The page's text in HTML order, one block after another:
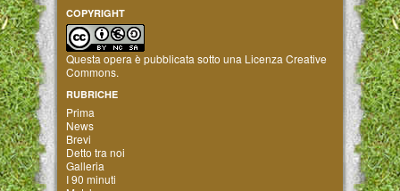
COPYRIGHT
Questa opera è pubblicata sotto una Licenza Creative
Commons.
RUBRICHE
Prima
News
Brevi
Detto tra noi
Galleria
I 90 minuti